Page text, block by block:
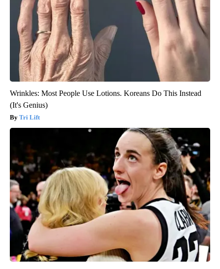
Wrinkles: Most People Use Lotions. Koreans Do This Instead
(It's Genius)
Tri Lift